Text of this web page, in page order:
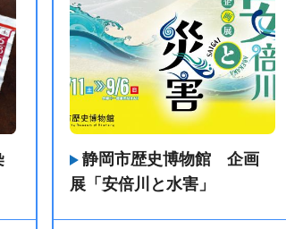
静岡市歴史博物館 企画
展「安倍川と水害」